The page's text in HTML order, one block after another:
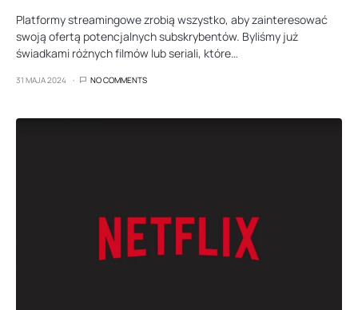
Platformy streamingowe zrobią wszystko, aby zainteresować
swoją ofertą potencjalnych subskrybentów. Byliśmy już
świadkami różnych filmów lub seriali, które…
31 MAJA 2024 NO COMMENTS